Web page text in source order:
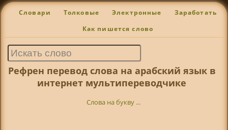
Словари Толковые Электронные Заработать
Как пишется слово
Рефрен перевод слова на арабский язык в
интернет мультипереводчике
Слова на букву ...